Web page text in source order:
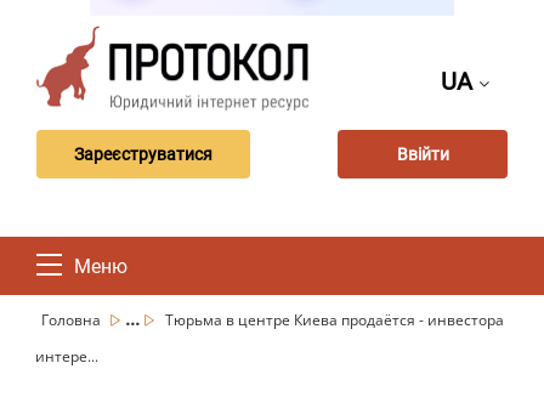
UA
Зареєструватися Ввійти
Меню
Головна ...
Тюрьма в центре Киева продаётся - инвестора
интере...